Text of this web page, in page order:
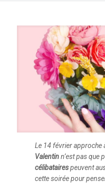
Le 14 février approche
Valentinn’est pas que
célibatairespeuvent
cette soirée pour